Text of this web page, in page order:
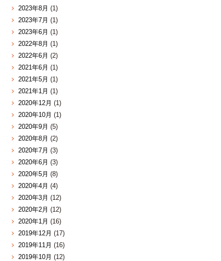
2023年8月 (1)
2023年7月 (1)
2023年6月 (1)
2022年8月 (1)
2022年6月 (2)
2021年6月 (1)
2021年5月 (1)
2021年1月 (1)
2020年12月 (1)
2020年10月 (1)
2020年9月 (5)
2020年8月 (2)
2020年7月 (3)
2020年6月 (3)
2020年5月 (8)
2020年4月 (4)
2020年3月 (12)
2020年2月 (12)
2020年1月 (16)
2019年12月 (17)
2019年11月 (16)
2019年10月 (12)